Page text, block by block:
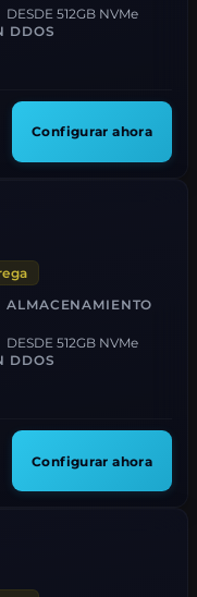
DESDE 512GB NVMe
DDOS
Configurar ahora
ALMACENAMIENTO
DESDE 512GB NVMe
DDOS
Configurar ahora